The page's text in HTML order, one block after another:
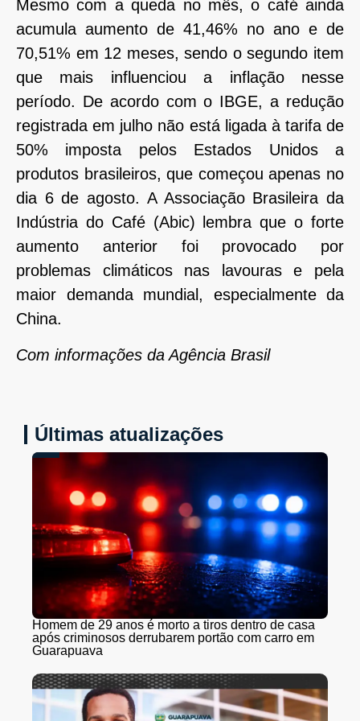
Mesmo com a queda no mês, o café ainda
acumula aumento de 41,46% no ano e de
70,51% em 12 meses, sendo o segundo item
que mais influenciou a inflação nesse
período. De acordo com o IBGE, a redução
registrada em julho não está ligada à tarifa de
50% imposta pelos Estados Unidos a
produtos brasileiros, que começou apenas no
dia 6 de agosto. A Associação Brasileira da
Indústria do Café (Abic) lembra que o forte
aumento anterior foi provocado por
problemas climáticos nas lavouras e pela
maior demanda mundial, especialmente da
China.
Com informações da Agência Brasil
Últimas atualizações
Homem de 29 anos é morto a tiros dentro de casa
após criminosos derrubarem portão com carro em
Guarapuava